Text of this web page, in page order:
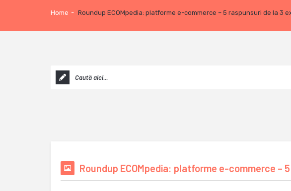
Home - Roundup ECOMpedia: platforme e-commerce – 5 raspunsuri de la 3
Roundup ECOMpedia: platforme e-commerce –